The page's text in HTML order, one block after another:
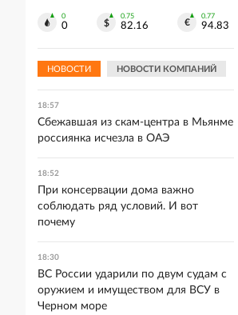
0
0
0.75
82.16
0.77
94.83
НОВОСТИ НОВОСТИ КОМПАНИЙ
сделал свой первый снимок
18:57
Сбежавшая из скам-центра в Мьянме
россиянка исчезла в ОАЭ
18:52
При консервации дома важно
соблюдать ряд условий. И вот
почему
18:30
ВС России ударили по двум судам с
оружием и имуществом для ВСУ в
Черном море